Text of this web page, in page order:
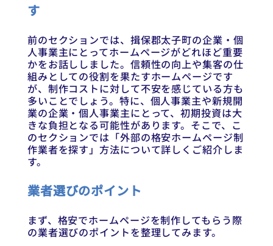
す
前のセクションでは、揖保郡太子町の企業・個
人事業主にとってホームページがどれほど重要
かをお話ししました。信頼性の向上や集客の仕
組みとしての役割を果たすホームページです
が、制作コストに対して不安を感じている方も
多いことでしょう。特に、個人事業主や新規開
業の企業・個人事業主にとって、初期投資は大
きな負担となる可能性があります。そこで、こ
のセクションでは「外部の格安ホームページ制
作業者を探す」方法について詳しくご紹介しま
す。
業者選びのポイント
まず、格安でホームページを制作してもらう際
の業者選びのポイントを整理してみます。